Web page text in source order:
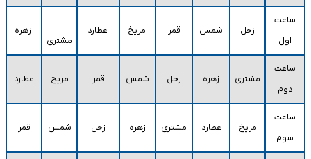
ساعت
اول
زحل شمس قمر مریخ
عطارد
مشتری
زهره
ساعت
دوم
مشتری زهره زحل شمس قمر مریخ عطارد
ساعت
سوم
مریخ عطارد مشتری زهره زحل شمس قمر